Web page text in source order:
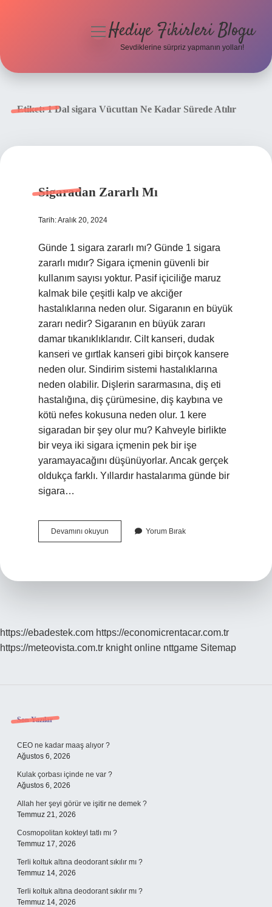
menüyüHediye Fikirleri Blogu
Sevdiklerine sürpriz yapmanın yolları!
Etiket:1 Dal sigara Vücuttan Ne Kadar Sürede Atılır
Sigaradan Zararlı Mı
Tarih: Aralık 20, 2024
Günde 1 sigara zararlı mı? Günde 1 sigara
zararlı mıdır? Sigara içmenin güvenli bir
kullanım sayısı yoktur. Pasif içiciliğe maruz
kalmak bile çeşitli kalp ve akciğer
hastalıklarına neden olur. Sigaranın en büyük
zararı nedir? Sigaranın en büyük zararı
damar tıkanıklıklarıdır. Cilt kanseri, dudak
kanseri ve gırtlak kanseri gibi birçok kansere
neden olur. Sindirim sistemi hastalıklarına
neden olabilir. Dişlerin sararmasına, diş eti
hastalığına, diş çürümesine, diş kaybına ve
kötü nefes kokusuna neden olur. 1 kere
sigaradan bir şey olur mu? Kahveyle birlikte
bir veya iki sigara içmenin pek bir işe
yaramayacağını düşünüyorlar. Ancak gerçek
oldukça farklı. Yıllardır hastalarıma günde bir
sigara…
Devamını okuyun Sigaradan
Zararlı
Yorum Bırak
https://ebadestek.com https://economicrentacar.com.tr
https://meteovista.com.tr knight online nttgame Sitemap
Sidebar
Son Yazılar
CEO ne kadar maaş alıyor ?
Ağustos 6, 2026
Kulak çorbası içinde ne var ?
Ağustos 6, 2026
Allah her şeyi görür ve işitir ne demek ?
Temmuz 21, 2026
Cosmopolitan kokteyl tatlı mı ?
Temmuz 17, 2026
Terli koltuk altına deodorant sıkılır mı ?
Temmuz 14, 2026
Terli koltuk altına deodorant sıkılır mı ?
Temmuz 14, 2026